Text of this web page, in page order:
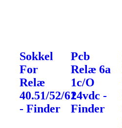
Sokkel
For
Relæ
40.51/52/61
- Finder
Pcb
Relæ 6a
1c/O
24vdc -
Finder